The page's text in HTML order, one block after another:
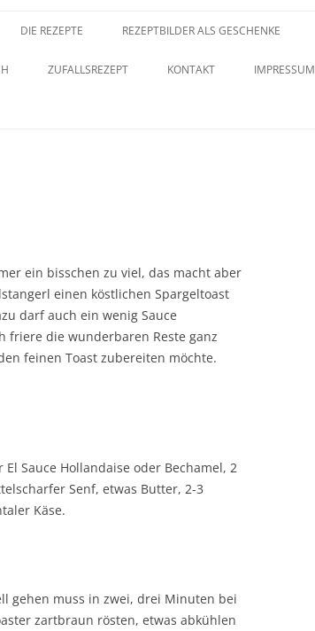
Inhalt
DIE REZEPTE REZEPTBILDER ALS GESCHENKE
ZUFALLSREZEPT KONTAKT IMPRESSUM
ein bisschen zu viel, das macht aber
einen köstlichen Spargeltoast
darf auch ein wenig Sauce
friere die wunderbaren Reste ganz
feinen Toast zubereiten möchte.
Sauce Hollandaise oder Bechamel, 2
Senf, etwas Butter, 2-3
Käse.
gehen muss in zwei, drei Minuten bei
zartbraun rösten, etwas abkühlen